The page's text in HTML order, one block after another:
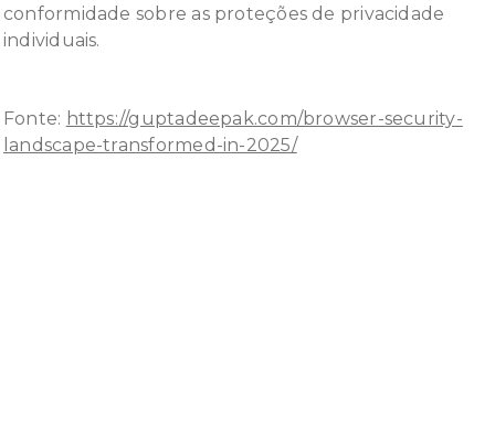
conformidade sobre as proteções de privacidade
individuais.
Fonte: https://guptadeepak.com/browser-security-
landscape-transformed-in-2025/